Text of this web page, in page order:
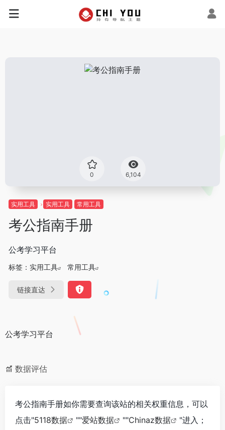
0 6,104
实用工具 实用工具 常用工具
考公指南手册
公考学习平台
标签： 实用工具 常用工具
链接直达
公考学习平台
数据评估
考公指南手册如你需要查询该站的相关权重信息，可以
点击"5118数据 ""爱站数据 ""Chinaz数据
"进入；